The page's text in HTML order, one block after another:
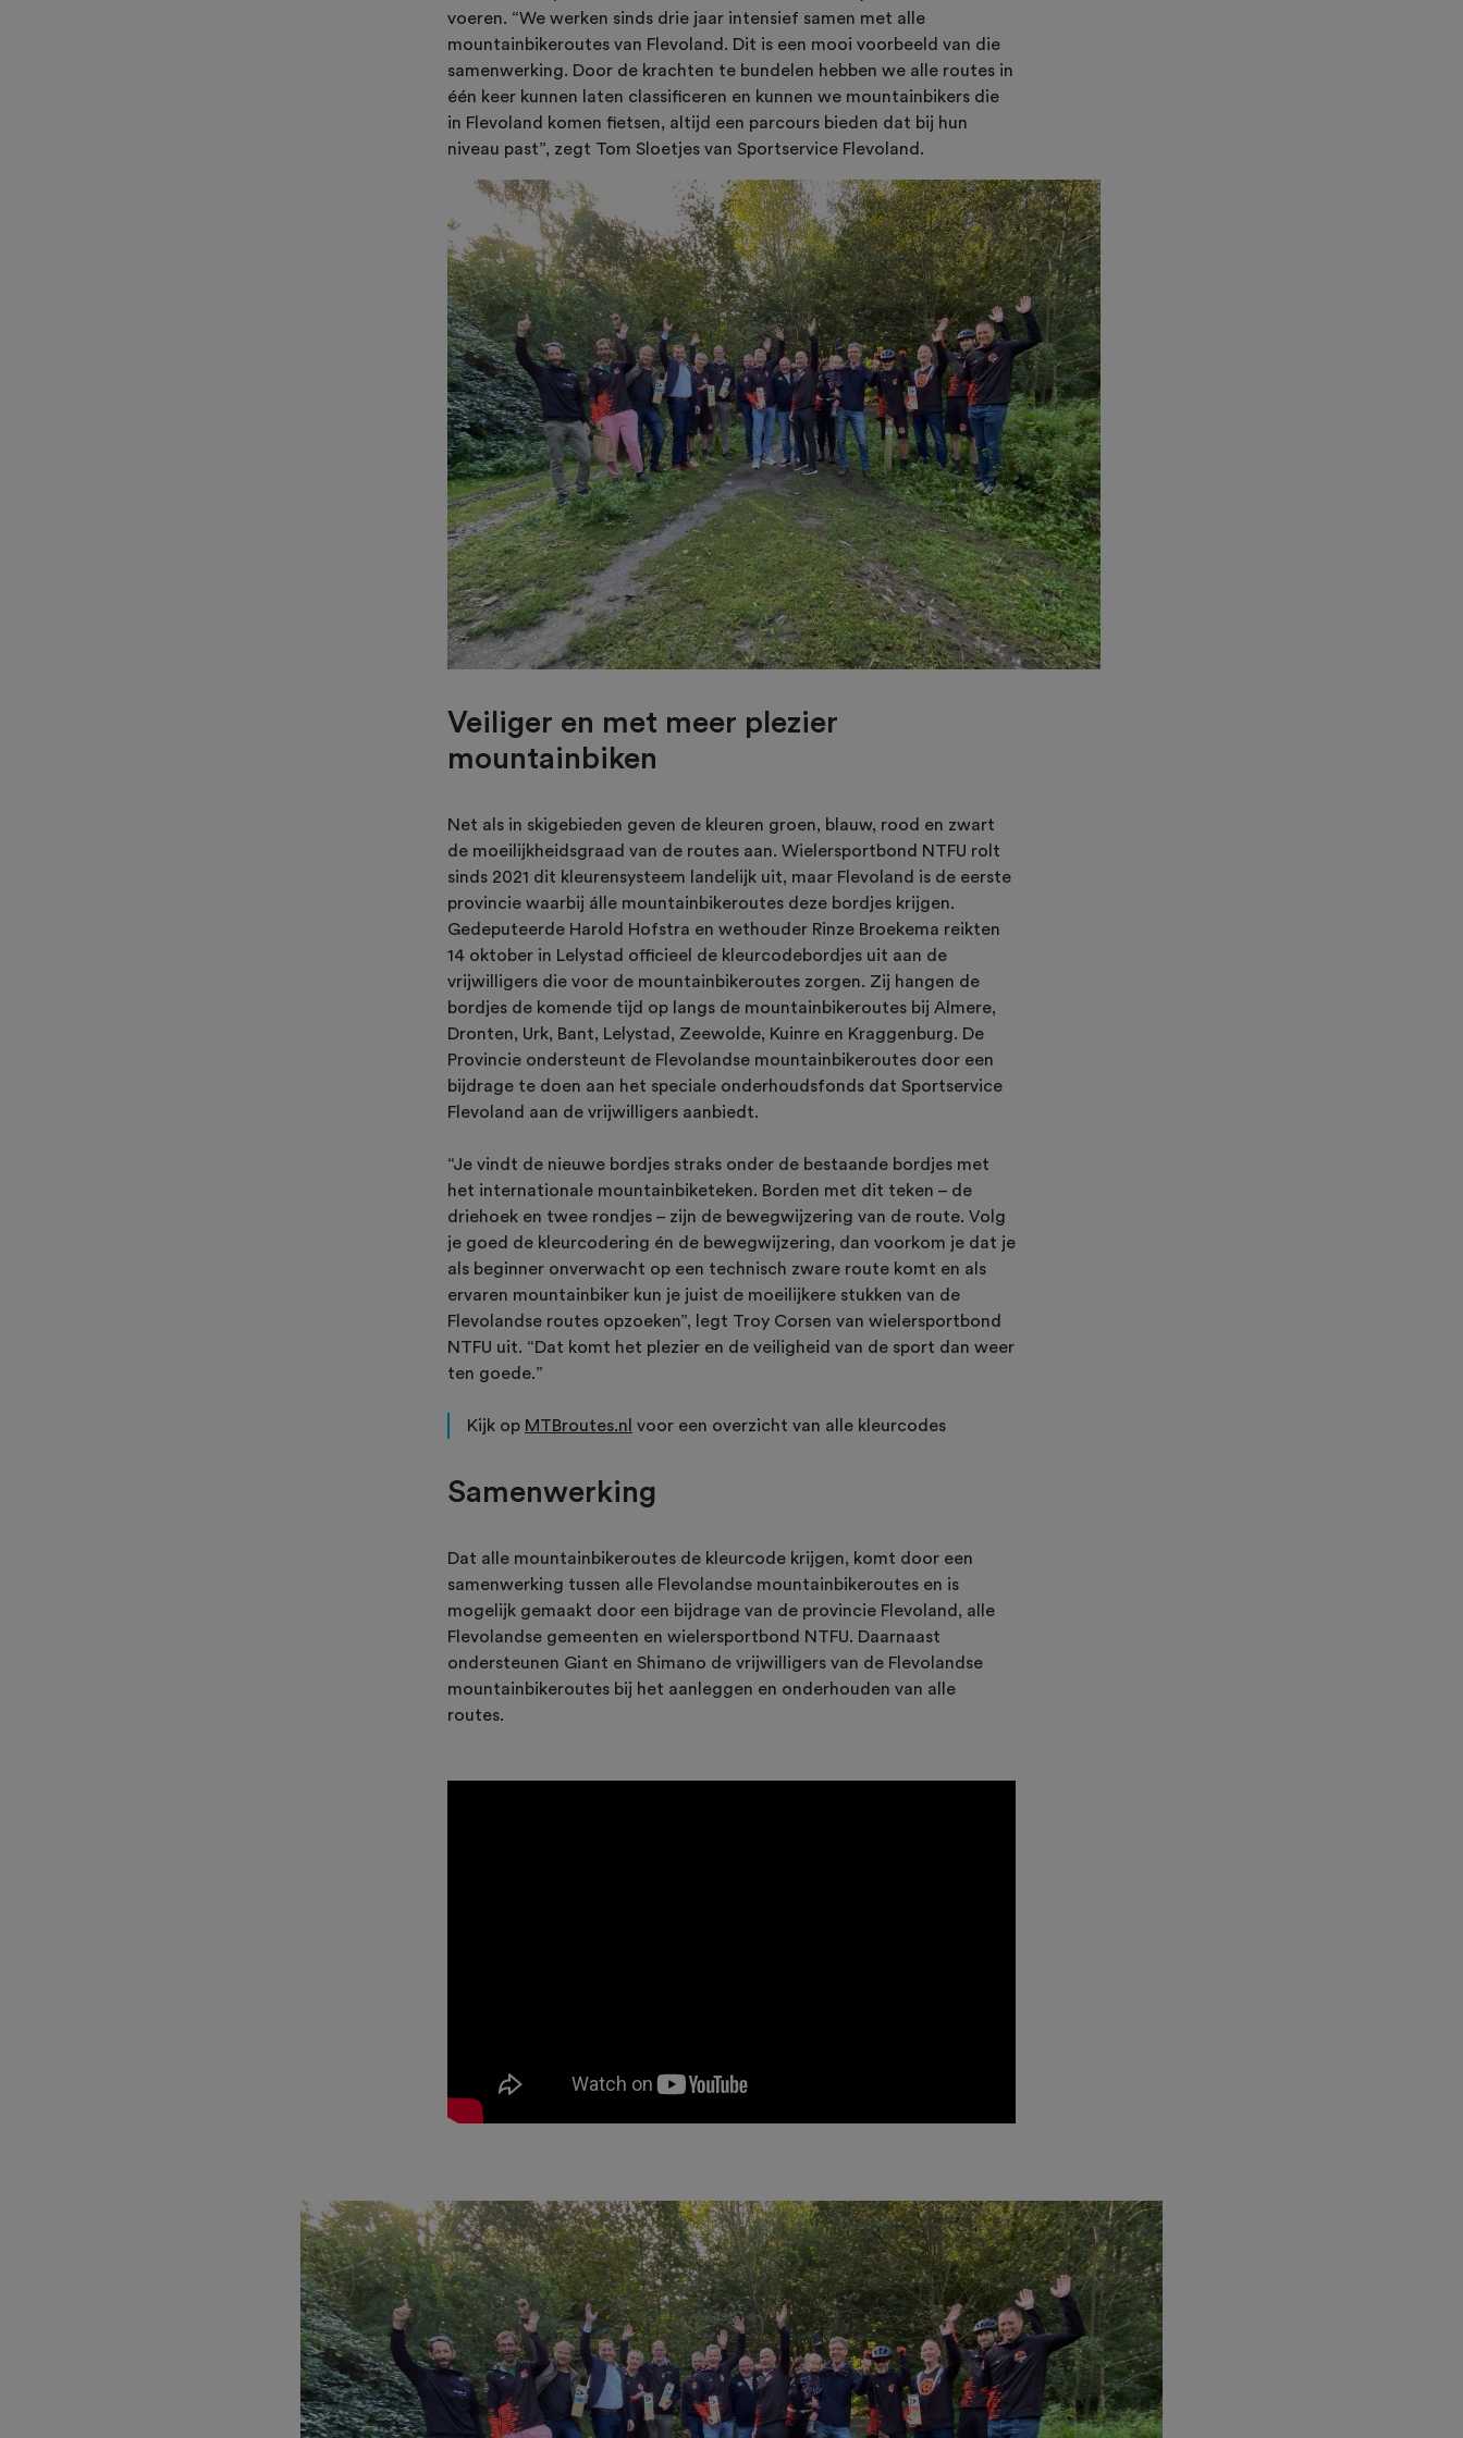
voeren. “We werken sinds drie jaar intensief samen met alle
mountainbikeroutes van Flevoland. Dit is een mooi voorbeeld van die
samenwerking. Door de krachten te bundelen hebben we alle routes in
één keer kunnen laten classificeren en kunnen we mountainbikers die
in Flevoland komen fietsen, altijd een parcours bieden dat bij hun
niveau past”, zegt Tom Sloetjes van Sportservice Flevoland.
Veiliger en met meer plezier
mountainbiken
Net als in skigebieden geven de kleuren groen, blauw, rood en zwart
de moeilijkheidsgraad van de routes aan. Wielersportbond NTFU rolt
sinds 2021 dit kleurensysteem landelijk uit, maar Flevoland is de eerste
provincie waarbij álle mountainbikeroutes deze bordjes krijgen.
Gedeputeerde Harold Hofstra en wethouder Rinze Broekema reikten
14 oktober in Lelystad officieel de kleurcodebordjes uit aan de
vrijwilligers die voor de mountainbikeroutes zorgen. Zij hangen de
bordjes de komende tijd op langs de mountainbikeroutes bij Almere,
Dronten, Urk, Bant, Lelystad, Zeewolde, Kuinre en Kraggenburg. De
Provincie ondersteunt de Flevolandse mountainbikeroutes door een
bijdrage te doen aan het speciale onderhoudsfonds dat Sportservice
Flevoland aan de vrijwilligers aanbiedt.
“Je vindt de nieuwe bordjes straks onder de bestaande bordjes met
het internationale mountainbiketeken. Borden met dit teken – de
driehoek en twee rondjes – zijn de bewegwijzering van de route. Volg
je goed de kleurcodering én de bewegwijzering, dan voorkom je dat je
als beginner onverwacht op een technisch zware route komt en als
ervaren mountainbiker kun je juist de moeilijkere stukken van de
Flevolandse routes opzoeken”, legt Troy Corsen van wielersportbond
NTFU uit. “Dat komt het plezier en de veiligheid van de sport dan weer
ten goede.”
Kijk op MTBroutes.nl voor een overzicht van alle kleurcodes
Samenwerking
Dat alle mountainbikeroutes de kleurcode krijgen, komt door een
samenwerking tussen alle Flevolandse mountainbikeroutes en is
mogelijk gemaakt door een bijdrage van de provincie Flevoland, alle
Flevolandse gemeenten en wielersportbond NTFU. Daarnaast
ondersteunen Giant en Shimano de vrijwilligers van de Flevolandse
mountainbikeroutes bij het aanleggen en onderhouden van alle
routes.